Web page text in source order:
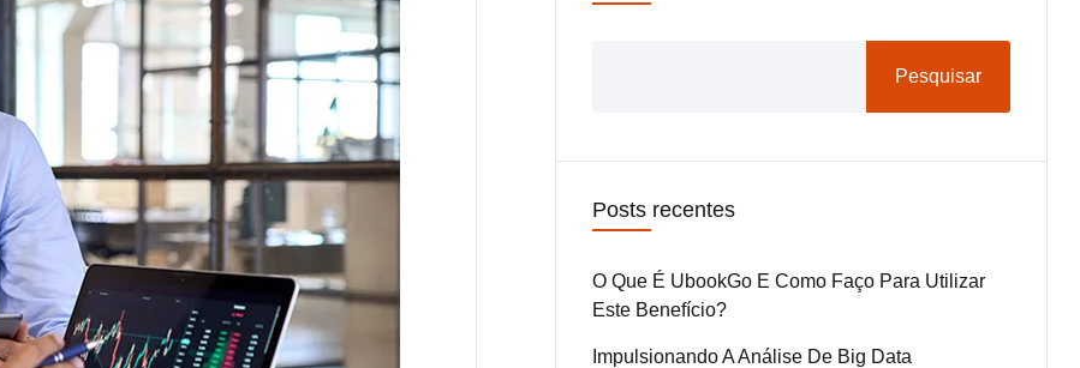
Pesquisar
Posts recentes
O Que É UbookGo E Como Faço Para Utilizar
Este Benefício?
Impulsionando A Análise De Big Data